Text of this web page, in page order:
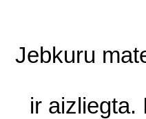
Jebkuru
ir aizliegta.